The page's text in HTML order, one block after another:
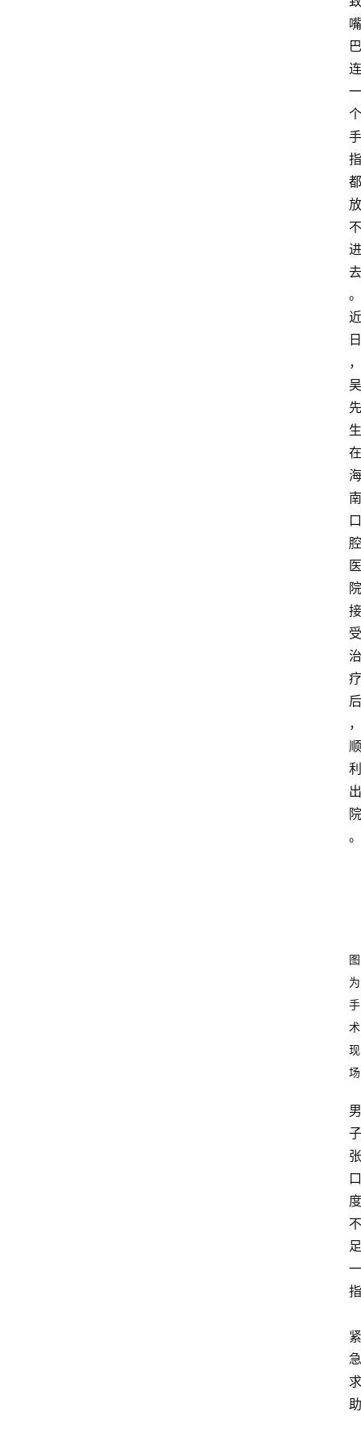
嘴
巴
连
一
个
手
指
都
放
不
进
去
。
近
日
，
吴
先
生
在
海
南
口
腔
医
院
接
受
治
疗
后
，
顺
利
出
院
。
图
为
手
术
现
场
男
子
张
口
度
不
足
一
指
紧
急
求
助